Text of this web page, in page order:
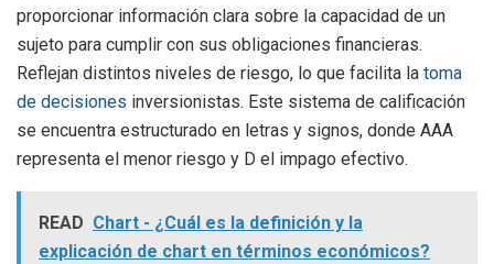
proporcionar información clara sobre la capacidad de un
sujeto para cumplir con sus obligaciones financieras.
Reflejan distintos niveles de riesgo, lo que facilita la toma
de decisiones inversionistas. Este sistema de calificación
se encuentra estructurado en letras y signos, donde AAA
representa el menor riesgo y D el impago efectivo.
READ Chart - ¿Cuál es la definición y la
explicación de chart en términos económicos?